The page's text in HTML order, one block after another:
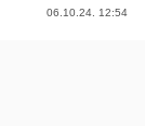
06.10.24. 12:54